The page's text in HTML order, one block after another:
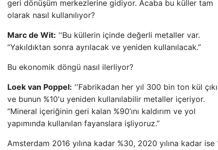
geri dönüşüm merkezlerine gidiyor. Acaba bu küller tam
olarak nasıl kullanılıyor?
Marc de Wit: ''Bu küllerin içinde değerli metaller var.
“Yakıldıktan sonra ayrılacak ve yeniden kullanılacak.”
Bu ekonomik döngü nasıl ilerliyor?
Loek van Poppel: ''Fabrikadan her yıl 300 bin ton kül
ve bunun %10'u yeniden kullanılabilir metaller içeriyor.
“Mineral içeriğinin geri kalan %90’ını kaldırım ve yol
yapımında kullanılan fayanslara işliyoruz.”
Amsterdam 2016 yılına kadar %30, 2020 yılına kadar ise